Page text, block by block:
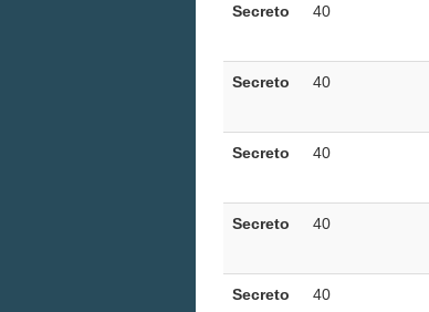
Secreto 40
Secreto 40
Secreto 40
Secreto 40
Secreto 40